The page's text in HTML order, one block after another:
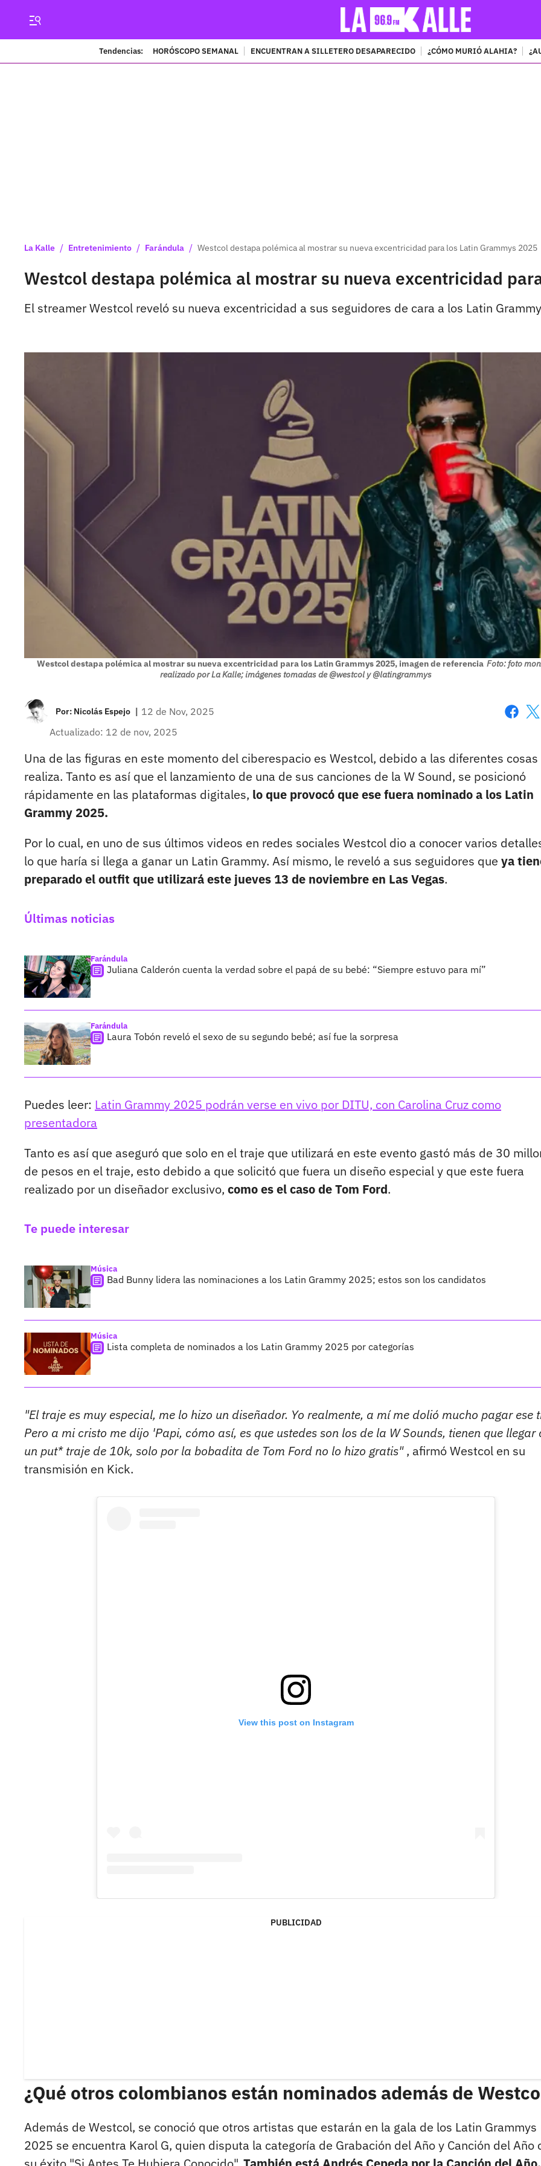
Tendencias: HORÓSCOPO SEMANAL ENCUENTRAN A SILLETERO DESAPARECIDO ¿CÓMO MURIÓ ALAHIA?
La Kalle / Entretenimiento / Farándula / Westcol destapa polémica al mostrar su nueva excentricidad para los Latin Grammys 2025
Westcol destapa polémica al mostrar su nueva excentricidad
El streamer Westcol reveló su nueva excentricidad a sus seguidores de cara a los Latin
Westcol destapa polémica al mostrar su nueva excentricidad para los Latin Grammys 2025, imagen de referencia Foto: foto
realizado por La Kalle; imágenes tomadas de @westcol y @latingrammys
Por: Nicolás Espejo | 12 de Nov, 2025
Actualizado: 12 de nov, 2025
Una de las figuras en este momento del ciberespacio es Westcol, debido a las diferentes
realiza. Tanto es así que el lanzamiento de una de sus canciones de la W Sound, se posicionó
rápidamente en las plataformas digitales, lo que provocó que ese fuera nominado a los Latin
Grammy 2025.
Por lo cual, en uno de sus últimos videos en redes sociales Westcol dio a conocer varios
lo que haría si llega a ganar un Latin Grammy. Así mismo, le reveló a sus seguidores que ya
preparado el outfit que utilizará este jueves 13 de noviembre en Las Vegas.
Últimas noticias
Farándula
Juliana Calderón cuenta la verdad sobre el papá de su bebé: “Siempre estuvo para mí”
Farándula
Laura Tobón reveló el sexo de su segundo bebé; así fue la sorpresa
Puedes leer: Latin Grammy 2025 podrán verse en vivo por DITU, con Carolina Cruz como
presentadora
Tanto es así que aseguró que solo en el traje que utilizará en este evento gastó más de 30
de pesos en el traje, esto debido a que solicitó que fuera un diseño especial y que este fuera
realizado por un diseñador exclusivo, como es el caso de Tom Ford.
Te puede interesar
Música
Bad Bunny lidera las nominaciones a los Latin Grammy 2025; estos son los candidatos
Música
Lista completa de nominados a los Latin Grammy 2025 por categorías
"El traje es muy especial, me lo hizo un diseñador. Yo realmente, a mí me dolió mucho pagar ese
Pero a mi cristo me dijo 'Papi, cómo así, es que ustedes son los de la W Sounds, tienen que llegar
un put* traje de 10k, solo por la bobadita de Tom Ford no lo hizo gratis", afirmó Westcol en su
transmisión en Kick.
View this post on Instagram
PUBLICIDAD
¿Qué otros colombianos están nominados además de
Además de Westcol, se conoció que otros artistas que estarán en la gala de los Latin Grammys
2025 se encuentra Karol G, quien disputa la categoría de Grabación del Año y Canción del Año